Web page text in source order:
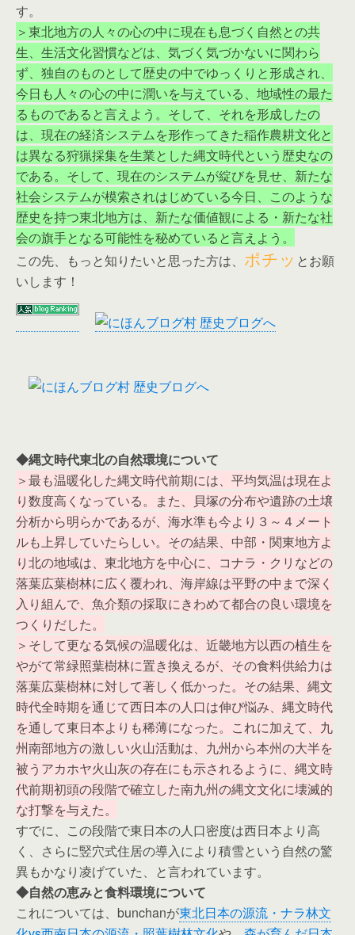
す。
＞東北地方の人々の心の中に現在も息づく自然との共
生、生活文化習慣などは、気づく気づかないに関わら
ず、独自のものとして歴史の中でゆっくりと形成され、
今日も人々の心の中に潤いを与えている、地域性の最た
るものであると言えよう。そして、それを形成したの
は、現在の経済システムを形作ってきた稲作農耕文化と
は異なる狩猟採集を生業とした縄文時代という歴史なの
である。そして、現在のシステムが綻びを見せ、新たな
社会システムが模索されはじめている今日、このような
歴史を持つ東北地方は、新たな価値観による・新たな社
会の旗手となる可能性を秘めていると言えよう。
この先、もっと知りたいと思った方は、 ポチッ とお願
いします！
◆縄文時代東北の自然環境について
＞最も温暖化した縄文時代前期には、平均気温は現在よ
り数度高くなっている。また、貝塚の分布や遺跡の土壌
分析から明らかであるが、海水準も今より３～４メート
ルも上昇していたらしい。その結果、中部・関東地方よ
り北の地域は、東北地方を中心に、コナラ・クリなどの
落葉広葉樹林に広く覆われ、海岸線は平野の中まで深く
入り組んで、魚介類の採取にきわめて都合の良い環境を
つくりだした。
＞そして更なる気候の温暖化は、近畿地方以西の植生を
やがて常緑照葉樹林に置き換えるが、その食料供給力は
落葉広葉樹林に対して著しく低かった。その結果、縄文
時代全時期を通じて西日本の人口は伸び悩み、縄文時代
を通して東日本よりも稀薄になった。これに加えて、九
州南部地方の激しい火山活動は、九州から本州の大半を
被うアカホヤ火山灰の存在にも示されるように、縄文時
代前期初頭の段階で確立した南九州の縄文文化に壊滅的
な打撃を与えた。
すでに、この段階で東日本の人口密度は西日本より高
く、さらに竪穴式住居の導入により積雪という自然の驚
異もかなり凌げていた、と言われています。
◆自然の恵みと食料環境について
これについては、bunchanが東北日本の源流・ナラ林文